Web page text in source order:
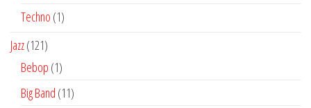
productos
Techno 11
Jazz 121121
productos
Bebop 11
producto
Big Band 1111